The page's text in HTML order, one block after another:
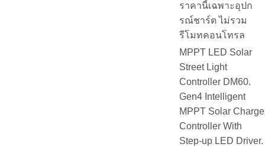
ราคานี้เฉพาะอุปก
รณ์ชาร์ต ไม่รวม
รีโมทคอนโทรล
MPPT LED Solar
Street Light
Controller DM60.
Gen4 Intelligent
MPPT Solar Charge
Controller With
Step-up LED Driver.